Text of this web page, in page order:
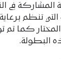
المشاركة في
التي تنظم
كما تم
البطولة.